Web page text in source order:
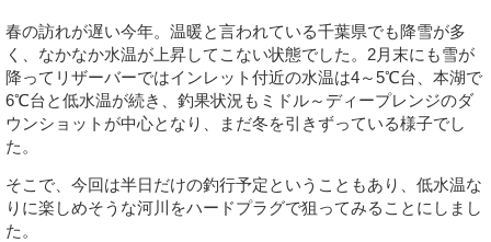
春の訪れが遅い今年。温暖と言われている千葉県でも降雪が多
く、なかなか水温が上昇してこない状態でした。2月末にも雪が
降ってリザーバーではインレット付近の水温は4～5℃台、本湖で
6℃台と低水温が続き、釣果状況もミドル～ディープレンジのダ
ウンショットが中心となり、まだ冬を引きずっている様子でし
た。
そこで、今回は半日だけの釣行予定ということもあり、低水温な
りに楽しめそうな河川をハードプラグで狙ってみることにしまし
た。